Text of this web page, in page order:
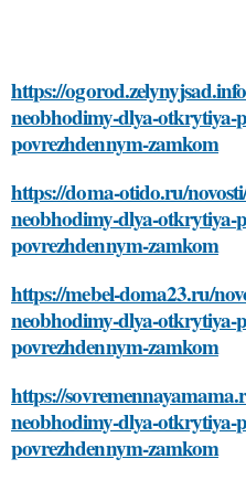
https://
neobhodimy-dlya-otkrytiya-
povrezhdennym-zamkom
https://doma-otido.ru/
neobhodimy-dlya-otkrytiya-
povrezhdennym-zamkom
https://mebel-doma23.ru/
neobhodimy-dlya-otkrytiya-
povrezhdennym-zamkom
https://
neobhodimy-dlya-otkrytiya-
povrezhdennym-zamkom